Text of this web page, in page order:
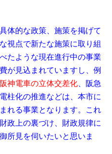
体的な政策、施策を掲げて
視点で新たな施策に取り組
たような現在進行中の事業
が見込まれていますし、例
神電車の立体交差化 、阪急
柱化の推進などは、本市に
れる事業となります。これ
政上の裏づけ、財政規律に
所見を伺いたいと思いま